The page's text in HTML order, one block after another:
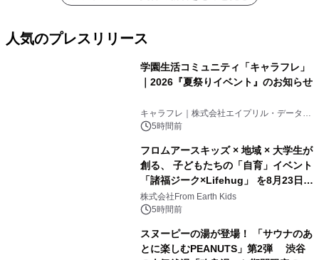
人気のプレスリリース
学園生活コミュニティ「キャラフレ」
｜2026『夏祭りイベント』のお知らせ
キャラフレ｜株式会社エイプリル・データ・
デザインズ
5時間前
フロムアースキッズ × 地域 × 大学生が
創る、 子どもたちの「自育」イベント
「諸福ジーク×Lifehug」 を8月23日
(日)開催
株式会社From Earth Kids
5時間前
スヌーピーの湯が登場！ 「サウナのあ
とに楽しむPEANUTS」第2弾 渋谷